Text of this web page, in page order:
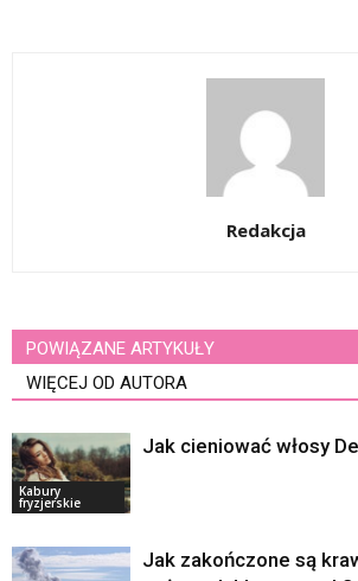
Redakcja
POWIĄZANE ARTYKUŁY
WIĘCEJ OD AUTORA
Kabury
fryzjerskie
Jak cieniować włosy
Jak zakończone są